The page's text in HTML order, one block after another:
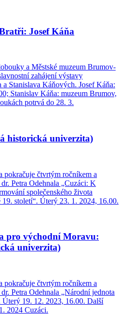
Josef Káňa
a Městské muzeum Brumov-
zahájení výstavy
Stanislava Káňových. Josef Káňa:
Stanislav Káňa: muzeum Brumov,
potrvá do 28. 3.
historická univerzita)
pokračuje čtvrtým ročníkem a
Petra Odehnala „Cuzáci: K
společenského života
století“. Úterý 23. 1. 2024, 16.00.
pro východní Moravu:
univerzita)
pokračuje čtvrtým ročníkem a
Petra Odehnala „Národní jednota
19. 12. 2023, 16.00. Další
2024 Cuzáci.